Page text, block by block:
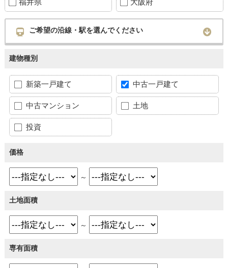
福井県 大阪府
ご希望の沿線・駅を選んでください
建物種別
新築一戸建て 中古一戸建て
中古マンション 土地
投資
価格
～
土地面積
～
専有面積